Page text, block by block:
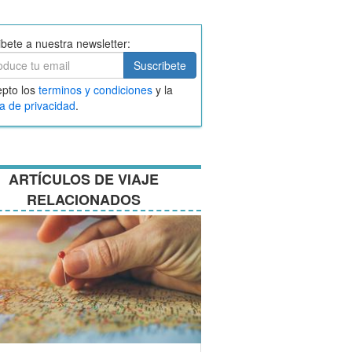
a nuestra newsletter:
Suscribete
los terminos y condiciones y la
de privacidad.
ARTÍCULOS DE VIAJE
RELACIONADOS